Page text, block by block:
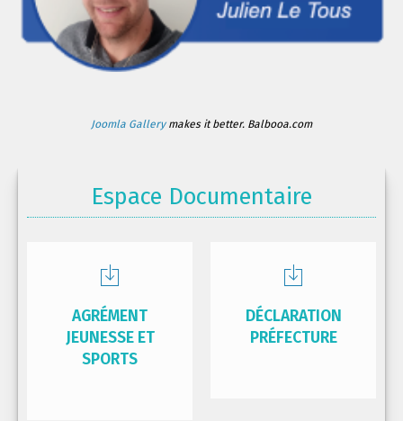
Joomla Gallerymakes it better. Balbooa.com
Espace Documentaire
AGRÉMENT
JEUNESSE ET
SPORTS
DÉCLARATION
PRÉFECTURE